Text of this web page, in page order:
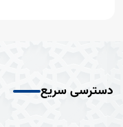
دسترسی سریع